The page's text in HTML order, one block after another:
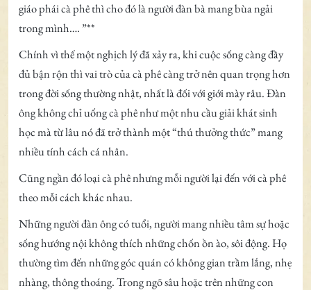
giáo phái cà phê thì cho đó là người đàn bà mang bùa ngải
trong mình…. ”**
Chính vì thế một nghịch lý đã xảy ra, khi cuộc sống càng đầy
đủ bận rộn thì vai trò của cà phê càng trở nên quan trọng hơn
trong đời sống thường nhật, nhất là đối với giới mày râu. Đàn
ông không chỉ uống cà phê như một nhu cầu giải khát sinh
học mà từ lâu nó đã trở thành một “thú thưởng thức” mang
nhiều tính cách cá nhân.
Cũng ngần đó loại cà phê nhưng mỗi người lại đến với cà phê
theo mỗi cách khác nhau.
Những người đàn ông có tuổi, người mang nhiều tâm sự hoặc
sống hướng nội không thích những chốn ồn ào, sôi động. Họ
thường tìm đến những góc quán có không gian trầm lắng, nhẹ
nhàng, thông thoáng. Trong ngõ sâu hoặc trên những con